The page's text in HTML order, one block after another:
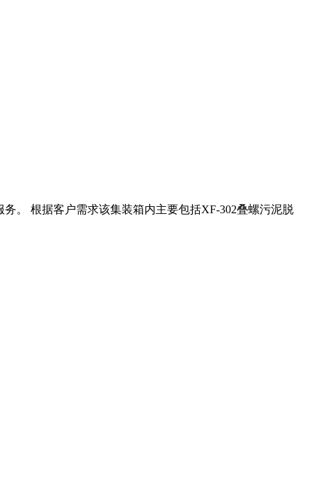
。 根据客户需求该集装箱内主要包括XF-302叠螺污泥脱